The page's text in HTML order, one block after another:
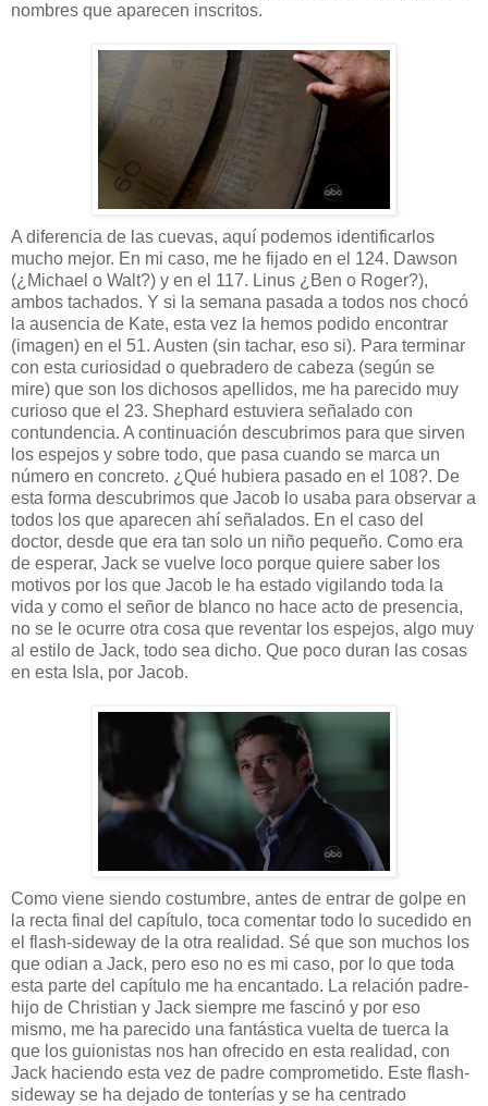
nombres que aparecen inscritos.
A diferencia de las cuevas, aquí podemos identificarlos
mucho mejor. En mi caso, me he fijado en el 124. Dawson
(¿Michael o Walt?) y en el 117. Linus ¿Ben o Roger?),
ambos tachados. Y si la semana pasada a todos nos chocó
la ausencia de Kate, esta vez la hemos podido encontrar
(imagen) en el 51. Austen (sin tachar, eso si). Para terminar
con esta curiosidad o quebradero de cabeza (según se
mire) que son los dichosos apellidos, me ha parecido muy
curioso que el 23. Shephard estuviera señalado con
contundencia. A continuación descubrimos para que sirven
los espejos y sobre todo, que pasa cuando se marca un
número en concreto. ¿Qué hubiera pasado en el 108?. De
esta forma descubrimos que Jacob lo usaba para observar a
todos los que aparecen ahí señalados. En el caso del
doctor, desde que era tan solo un niño pequeño. Como era
de esperar, Jack se vuelve loco porque quiere saber los
motivos por los que Jacob le ha estado vigilando toda la
vida y como el señor de blanco no hace acto de presencia,
no se le ocurre otra cosa que reventar los espejos, algo muy
al estilo de Jack, todo sea dicho. Que poco duran las cosas
en esta Isla, por Jacob.
Como viene siendo costumbre, antes de entrar de golpe en
la recta final del capítulo, toca comentar todo lo sucedido en
el flash-sideway de la otra realidad. Sé que son muchos los
que odian a Jack, pero eso no es mi caso, por lo que toda
esta parte del capítulo me ha encantado. La relación padre-
hijo de Christian y Jack siempre me fascinó y por eso
mismo, me ha parecido una fantástica vuelta de tuerca la
que los guionistas nos han ofrecido en esta realidad, con
Jack haciendo esta vez de padre comprometido. Este flash-
sideway se ha dejado de tonterías y se ha centrado